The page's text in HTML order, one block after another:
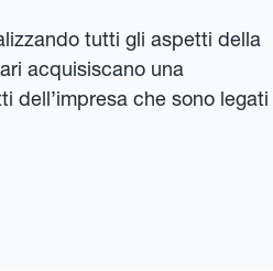
tutti gli aspetti della
acquisiscano una
dell’impresa che sono legati